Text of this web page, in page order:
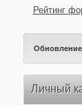
Рейтинг
Личный